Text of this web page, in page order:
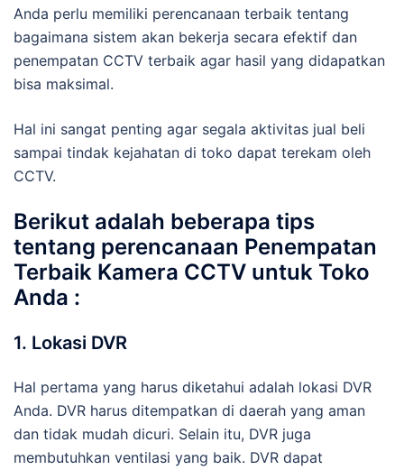
Anda perlu memiliki perencanaan terbaik tentang
bagaimana sistem akan bekerja secara efektif dan
penempatan CCTV terbaik agar hasil yang didapatkan
bisa maksimal.
Hal ini sangat penting agar segala aktivitas jual beli
sampai tindak kejahatan di toko dapat terekam oleh
CCTV.
Berikut adalah beberapa tips
tentang perencanaan Penempatan
Terbaik Kamera CCTV untuk Toko
Anda :
1. Lokasi DVR
Hal pertama yang harus diketahui adalah lokasi DVR
Anda. DVR harus ditempatkan di daerah yang aman
dan tidak mudah dicuri. Selain itu, DVR juga
membutuhkan ventilasi yang baik. DVR dapat